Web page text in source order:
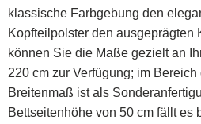
klassische Farbgebung den
Kopfteilpolster den ausgeprägten
können Sie die Maße gezielt an
220 cm zur Verfügung; im
Breitenmaß ist als
Bettseitenhöhe von 50 cm fällt es